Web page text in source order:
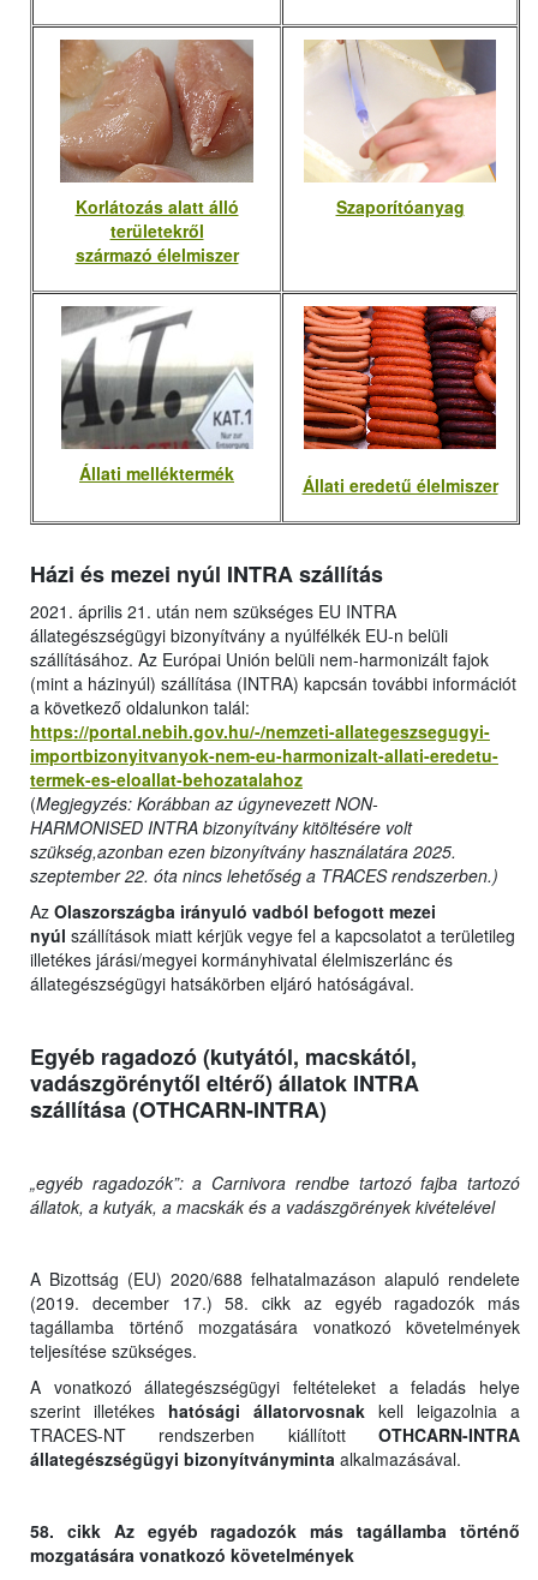
Korlátozás alatt álló
területekről
származó élelmiszer
Szaporítóanyag
Állati melléktermék Állati eredetű élelmiszer
Házi és mezei nyúl INTRA szállítás
2021. április 21. után nem szükséges EU INTRA
állategészségügyi bizonyítvány a nyúlfélkék EU-n belüli
szállításához. Az Európai Unión belüli nem-harmonizált fajok
(mint a házinyúl) szállítása (INTRA) kapcsán további információt
a következő oldalunkon talál:
https://portal.nebih.gov.hu/-/nemzeti-allategeszsegugyi-
importbizonyitvanyok-nem-eu-harmonizalt-allati-eredetu-
termek-es-eloallat-behozatalahoz
(Megjegyzés: Korábban az úgynevezett NON-
HARMONISED INTRA bizonyítvány kitöltésére volt
szükség,azonban ezen bizonyítvány használatára 2025.
szeptember 22. óta nincs lehetőség a TRACES rendszerben.)
Az Olaszországba irányuló vadból befogott mezei
nyúl szállítások miatt kérjük vegye fel a kapcsolatot a területileg
illetékes járási/megyei kormányhivatal élelmiszerlánc és
állategészségügyi hatsákörben eljáró hatóságával.
Egyéb ragadozó (kutyától, macskától,
vadászgörénytől eltérő) állatok INTRA
szállítása (OTHCARN-INTRA)
„egyéb ragadozók”: a Carnivora rendbe tartozó fajba tartozó
állatok, a kutyák, a macskák és a vadászgörények kivételével
A Bizottság (EU) 2020/688 felhatalmazáson alapuló rendelete
(2019. december 17.) 58. cikk az egyéb ragadozók más
tagállamba történő mozgatására vonatkozó követelmények
teljesítése szükséges.
A vonatkozó állategészségügyi feltételeket a feladás helye
szerint illetékes hatósági állatorvosnak kell leigazolnia a
TRACES-NT rendszerben kiállított OTHCARN-INTRA
állategészségügyi bizonyítványminta alkalmazásával.
58. cikk Az egyéb ragadozók más tagállamba történő
mozgatására vonatkozó követelmények